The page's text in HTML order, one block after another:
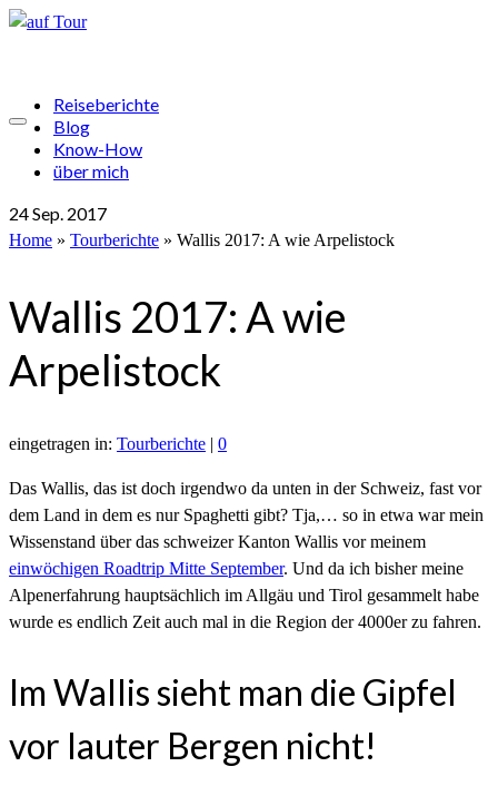
Reiseberichte
Blog
Know-How
über mich
24Sep. 2017
Home » Tourberichte » Wallis 2017: A wie Arpelistock
Wallis 2017: A wie
Arpelistock
eingetragen in: Tourberichte | 0
Das Wallis, das ist doch irgendwo da unten in der Schweiz, fast vor
dem Land in dem es nur Spaghetti gibt? Tja,… so in etwa war mein
Wissenstand über das schweizer Kanton Wallis vor meinem
einwöchigen Roadtrip Mitte September. Und da ich bisher meine
Alpenerfahrung hauptsächlich im Allgäu und Tirol gesammelt habe
wurde es endlich Zeit auch mal in die Region der 4000er zu fahren.
Im Wallis sieht man die Gipfel
vor lauter Bergen nicht!